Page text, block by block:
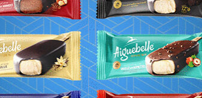
lors de cette opération.
Forces armées royales ont mobilisé un
chars dernier cri et des hélicoptères.